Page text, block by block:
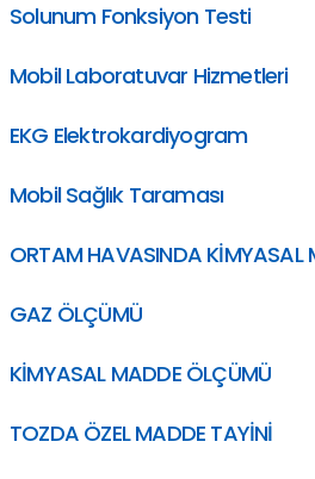
Solunum Fonksiyon Testi
Mobil Laboratuvar Hizmetleri
EKG Elektrokardiyogram
Mobil Sağlık Taraması
ORTAM HAVASINDA KİMYASAL
GAZ ÖLÇÜMÜ
KİMYASAL MADDE ÖLÇÜMÜ
TOZDA ÖZEL MADDE TAYİNİ